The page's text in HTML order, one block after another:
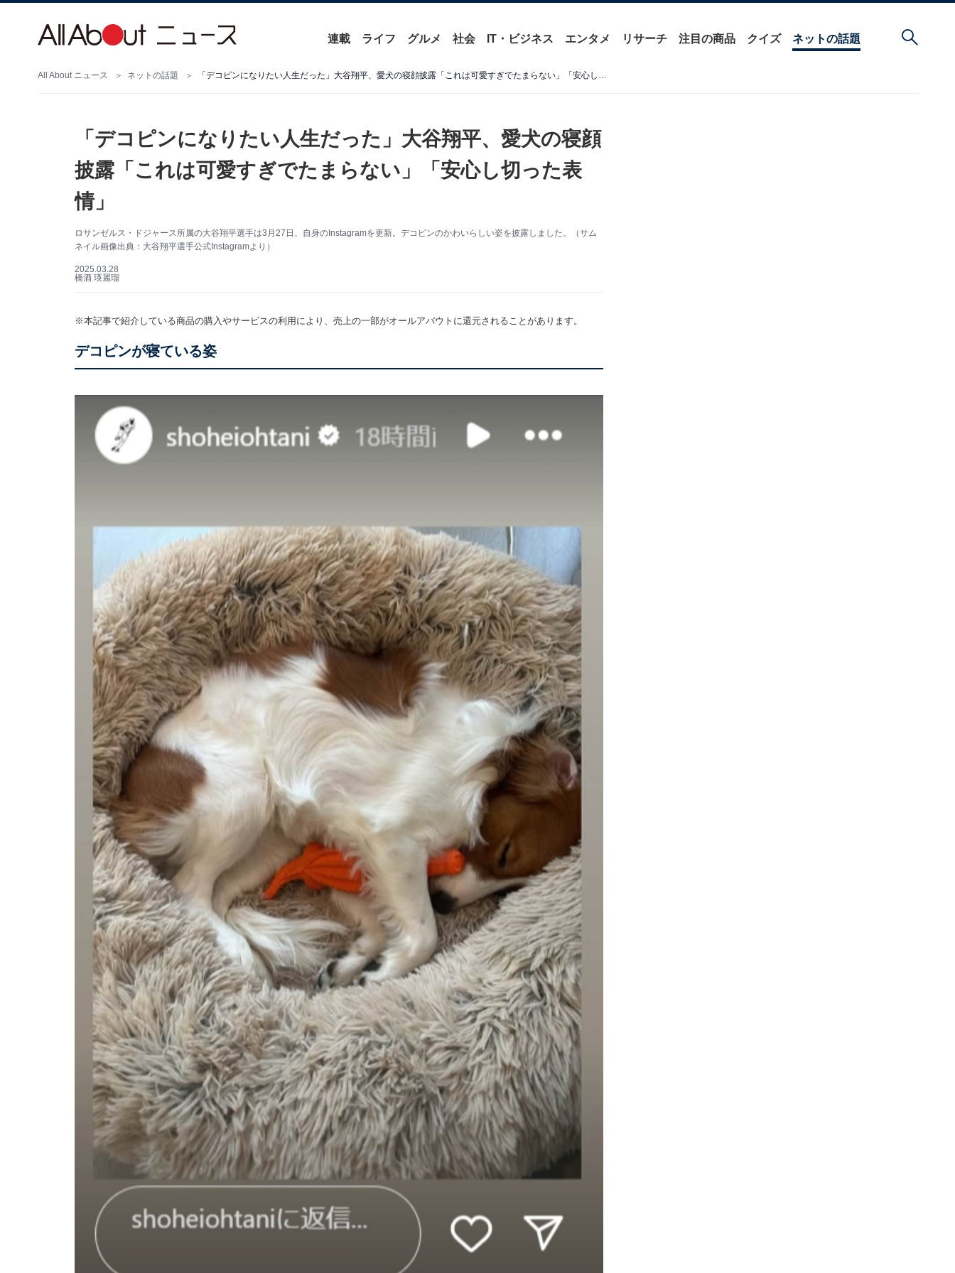
連載 ライフ グルメ 社会 IT・ビジネス エンタメ リサーチ 注目の商品 クイズ ネットの話題
All About ニュース ネットの話題 「デコピンになりたい人生だった」大谷翔平、愛犬の寝顔披露「これは可愛すぎでたまらない」「安心し切った表情」
「デコピンになりたい人生だった」大谷翔平、愛犬の寝顔
披露「これは可愛すぎでたまらない」「安心し切った表
情」
ロサンゼルス・ドジャース所属の大谷翔平選手は3月27日、自身のInstagramを更新。デコピンのかわいらしい姿を披露しました。（サム
ネイル画像出典：大谷翔平選手公式Instagramより）
2025.03.28
橋酒 瑛麗瑠
※本記事で紹介している商品の購入やサービスの利用により、売上の一部がオールアバウトに還元されることがあります。
デコピンが寝ている姿